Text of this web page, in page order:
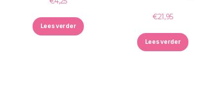
Lees verder
€21,95
Lees verder